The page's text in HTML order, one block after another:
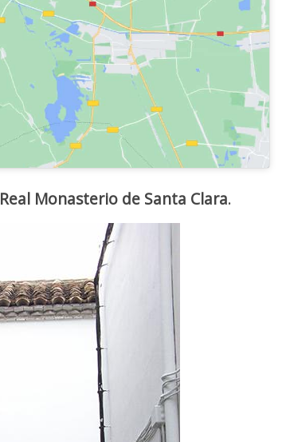
Real Monasterio de Santa Clara.